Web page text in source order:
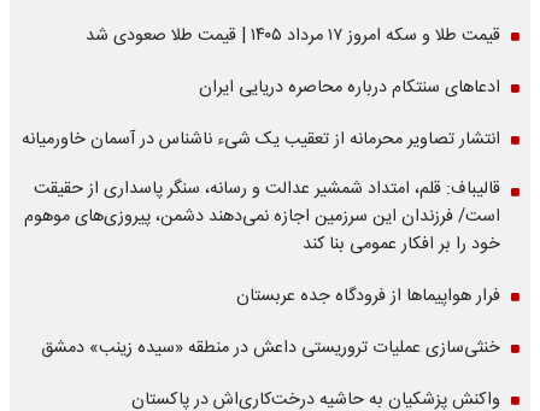
قیمت طلا و سکه امروز ۱۷ مرداد ۱۴۰۵ | قیمت طلا صعودی شد
ادعاهای سنتکام درباره محاصره دریایی ایران
انتشار تصاویر محرمانه از تعقیب یک شیء ناشناس در آسمان خاورمیانه
قالیباف: قلم، امتداد شمشیر عدالت و رسانه، سنگر پاسداری از حقیقت
است/ فرزندان این سرزمین اجازه نمی‌دهند دشمن، پیروزی‌های موهوم
خود را بر افکار عمومی بنا کند
فرار هواپیماها از فرودگاه جده عربستان
خنثی‌سازی عملیات تروریستی داعش در منطقه «سیده زینب» دمشق
واکنش پزشکیان به حاشیه درخت‌کاری‌اش در پاکستان